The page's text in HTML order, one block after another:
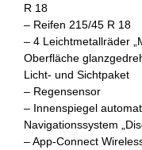
R 18
– Reifen 215/45 R 18
– 4 Leichtmetallräder
Oberfläche
Licht- und Sichtpaket
– Regensensor
– Innenspiegel
Navigationssystem
– App-Connect